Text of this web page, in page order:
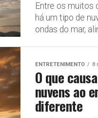
Entre os muitos
há um tipo de
ondas do mar,
ENTRETENIMENTO 8
O que
nuvens ao
diferente